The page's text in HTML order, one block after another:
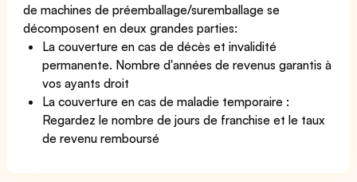
de machines de préemballage/suremballage se
décomposent en deux grandes parties:
La couverture en cas de décès et invalidité
permanente. Nombre d'années de revenus garantis à
vos ayants droit
La couverture en cas de maladie temporaire :
Regardez le nombre de jours de franchise et le taux
de revenu remboursé